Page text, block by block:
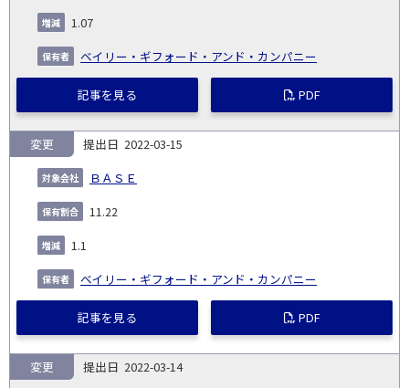
1.07
ベイリー・ギフォード・アンド・カンパニー
記事を見る PDF
2022-03-15
ＢＡＳＥ
変更
11.22
1.1
ベイリー・ギフォード・アンド・カンパニー
記事を見る PDF
2022-03-14
変更